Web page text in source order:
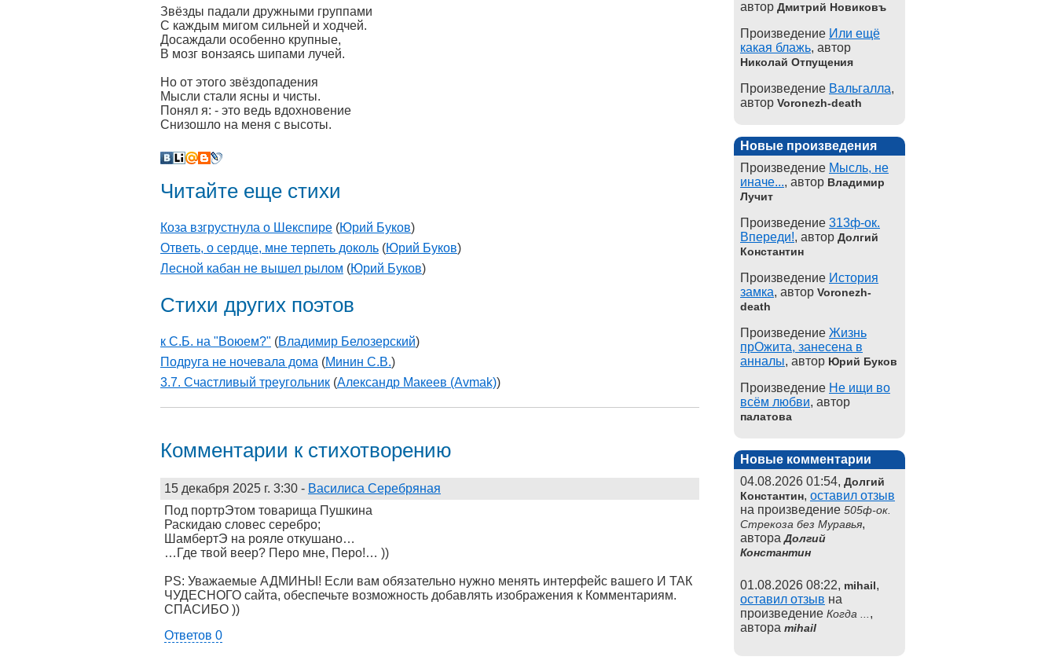
Звёзды падали дружными группами
С каждым мигом сильней и ходчей.
Досаждали особенно крупные,
В мозг вонзаясь шипами лучей.
Но от этого звёздопадения
Мысли стали ясны и чисты.
Понял я: - это ведь вдохновение
Снизошло на меня с высоты.
Читайте еще стихи
Коза взгрустнула о Шекспире (Юрий Буков)
Ответь, о сердце, мне терпеть доколь (Юрий Буков)
Лесной кабан не вышел рылом (Юрий Буков)
Стихи других поэтов
к С.Б. на "Воюем?" (Владимир Белозерский)
Подруга не ночевала дома (Минин С.В.)
3.7. Счастливый треугольник (Александр Макеев (Avmak))
Комментарии к стихотворению
15 декабря 2025 г. 3:30 - Василиса Серебряная
Под портрЭтом товарища Пушкина
Раскидаю словес серебро;
ШамбертЭ на рояле откушано…
…Где твой веер? Перо мне, Перо!… ))
PS: Уважаемые АДМИНЫ! Если вам обязательно нужно менять интерфейс вашего И ТАК
ЧУДЕСНОГО сайта, обеспечьте возможность добавлять изображения к Комментариям.
СПАСИБО ))
Ответов 0
автор Дмитрий Новиковъ
Произведение Или ещё
какая блажь, автор
Николай Отпущения
Произведение Вальгалла,
автор Voronezh-death
Новые произведения
Произведение Мысль, не
иначе..., автор Владимир
Лучит
Произведение 313ф-ок.
Впереди!, автор Долгий
Константин
Произведение История
замка, автор Voronezh-
death
Произведение Жизнь
прОжита, занесена в
анналы, автор Юрий Буков
Произведение Не ищи во
всём любви, автор
палатова
Новые комментарии
04.08.2026 01:54, Долгий
Константин, оставил отзыв
на произведение 505ф-ок.
Стрекоза без Муравья,
автораДолгий
Константин
01.08.2026 08:22, mihail,
оставил отзыв на
произведение Когда ... ,
автора mihail